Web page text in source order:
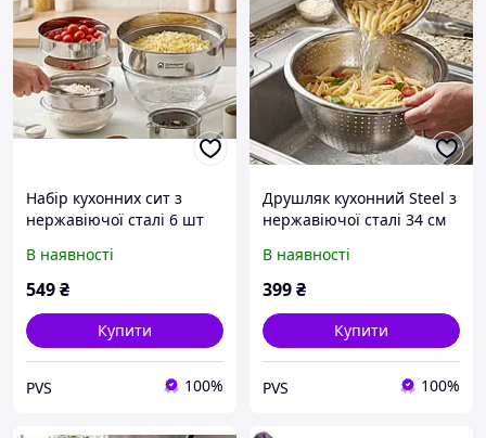
Набір кухонних сит з
нержавіючої сталі 6 шт
просіювання борошна та
відціджування
В наявності
549₴
Купити
PVS 100%
Друшляк кухонний Steel з
нержавіючої сталі 34 см
для кухні універсальний
В наявності
399₴
Купити
PVS 100%